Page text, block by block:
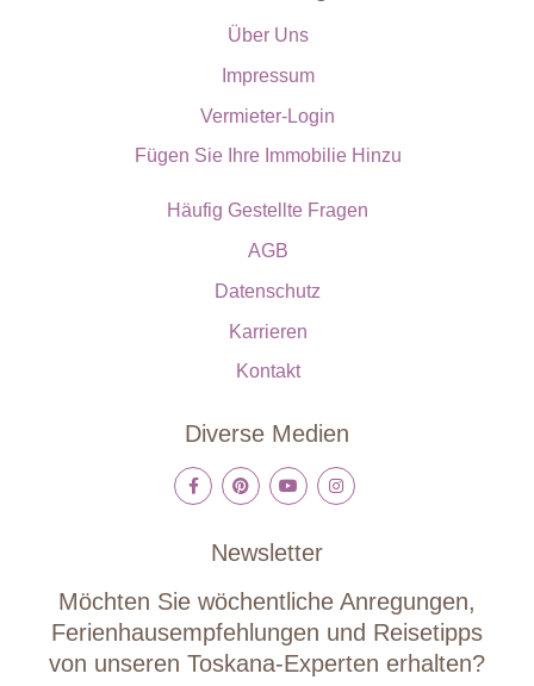
Über Uns
Impressum
Vermieter-Login
Fügen Sie Ihre Immobilie Hinzu
Häufig Gestellte Fragen
AGB
Datenschutz
Karrieren
Kontakt
Diverse Medien
Newsletter
Möchten Sie wöchentliche Anregungen,
Ferienhausempfehlungen und Reisetipps
von unseren Toskana-Experten erhalten?